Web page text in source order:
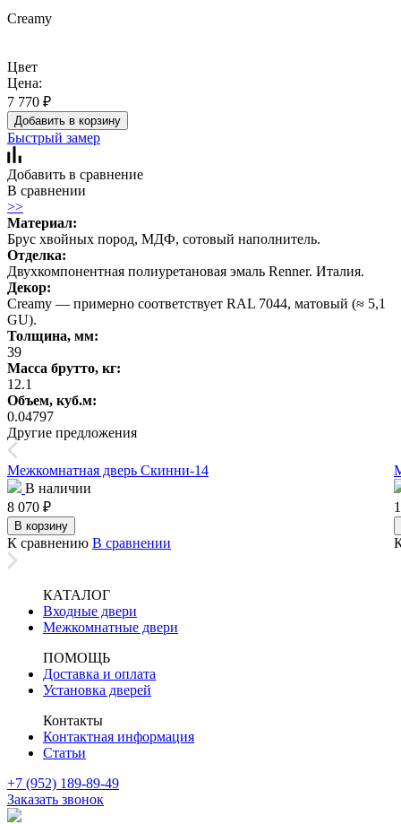
Creamy
Цвет
Цена:
7 770 ₽
Добавить в корзину
Быстрый замер
Добавить в сравнение
В сравнении
>>
Материал:
Брус хвойных пород, МДФ, сотовый наполнитель.
Отделка:
Двухкомпонентная полиуретановая эмаль Renner. Италия.
Декор:
Creamy — примерно соответствует RAL 7044, матовый (≈ 5,1
GU).
Толщина, мм:
39
Масса брутто, кг:
12.1
Объем, куб.м:
0.04797
Другие предложения
Межкомнатная дверь Скинни-14
В наличии
8 070 ₽
В корзину
К сравнению В сравнении
КАТАЛОГ
Входные двери
Межкомнатные двери
ПОМОЩЬ
Доставка и оплата
Установка дверей
Контакты
Контактная информация
Статьи
+7 (952) 189-89-49
Заказать звонок